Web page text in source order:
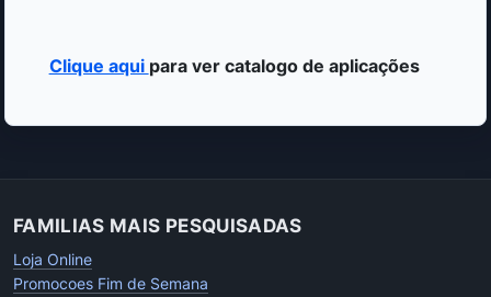
Clique aqui para ver catalogo de aplicações
FAMILIAS MAIS PESQUISADAS
Loja Online
Promocoes Fim de Semana